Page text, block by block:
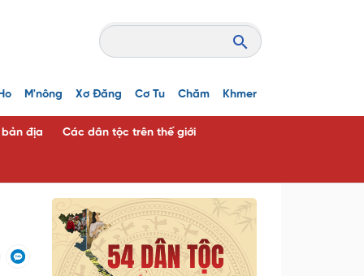
M'nông Xơ Đăng Cơ Tu Chăm Khmer
bản địa Các dân tộc trên thế giới